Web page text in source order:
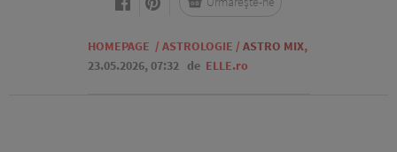
HOMEPAGE / ASTROLOGIE / ASTRO MIX,
23.05.2026, 07:32 de ELLE.ro